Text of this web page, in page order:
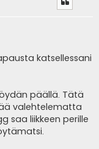
katsellessani
päällä. Tätä
valehtelematta
saa liikkeen perille